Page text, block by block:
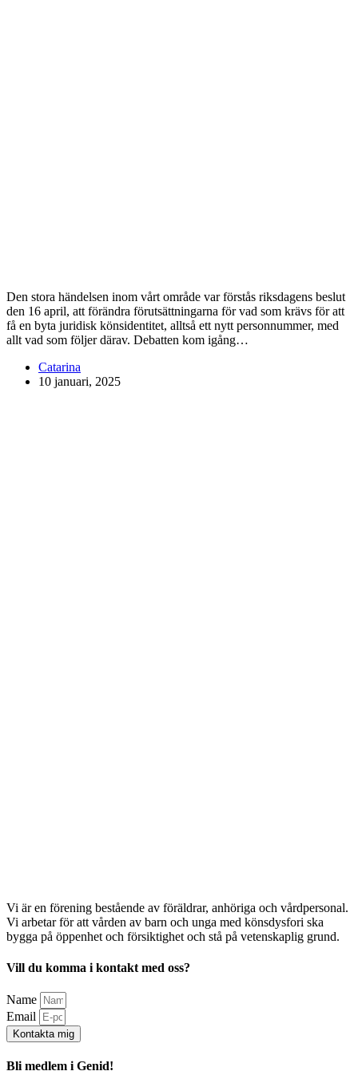
Den stora händelsen inom vårt område var förstås riksdagens beslut
den 16 april, att förändra förutsättningarna för vad som krävs för att
få en byta juridisk könsidentitet, alltså ett nytt personnummer, med
allt vad som följer därav. Debatten kom igång…
Catarina
10 januari, 2025
Vi är en förening bestående av föräldrar, anhöriga och vårdpersonal.
Vi arbetar för att vården av barn och unga med könsdysfori ska
bygga på öppenhet och försiktighet och stå på vetenskaplig grund.
Vill du komma i kontakt med oss?
Name
Email
Kontakta mig
Bli medlem i Genid!